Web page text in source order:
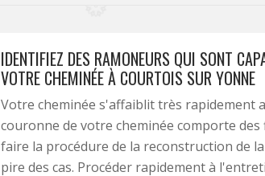
IDENTIFIEZ DES RAMONEURS QUI SONT
VOTRE CHEMINÉE À COURTOIS SUR YONNE
Votre cheminée s'affaiblit très rapidement
couronne de votre cheminée comporte des
faire la procédure de la reconstruction de
pire des cas. Procéder rapidement à